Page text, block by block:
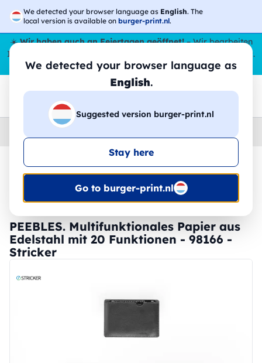
We detected your browser language as English. The
local version is available on burger-print.nl.
We detected your browser language as
English.
Suggested version burger-print.nl
Stay here
Go to burger-print.nl
☀️Wir haben auch an Feiertagen geöffnet!– Wir bearbeiten
Ihre Bestellungen den ganzen Sommer über,
sogar im August.
😎🌴
Home
🔥 -30 % DTF-Druck
PEEBLES. Multifunktionales Papier aus
Edelstahl mit 20 Funktionen - 98166 -
Stricker